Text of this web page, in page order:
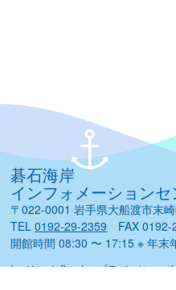
碁石海岸
インフォメーションセ
〒022-0001 岩手県大船渡市末
TEL0192-29-2359 FAX 0192-
開館時間 08:30 〜 17:15 ※ 年末
|リンク集| プライバシー